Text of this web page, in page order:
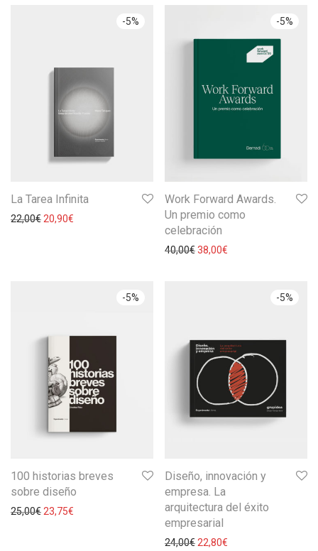
-5%
La Tarea Infinita
22,00€20,90€
-5%
Work Forward Awards.
Un premio como
celebración
40,00€38,00€
-5%
100 historias breves
sobre diseño
25,00€ 23,75€
-5%
Diseño, innovación y
empresa. La
arquitectura del éxito
empresarial
24,00€ 22,80€